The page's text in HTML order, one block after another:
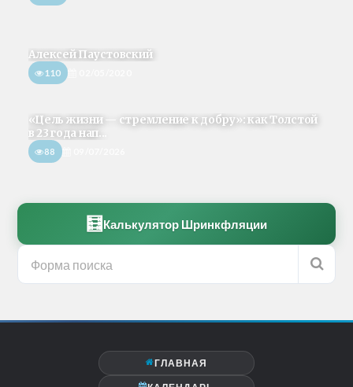
Алексей Паустовский
110
«Цель жизни — стремление к добру»: как Толстой
в 23 года нап...
88
🧮 Калькулятор Шринкфляции
ГЛАВНАЯ